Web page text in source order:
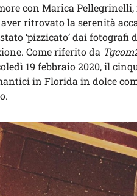
con Marica
ritrovato la serenità
‘pizzicato’ dai fotografi
Come riferito da
19 febbraio 2020, il
in Florida in dolce